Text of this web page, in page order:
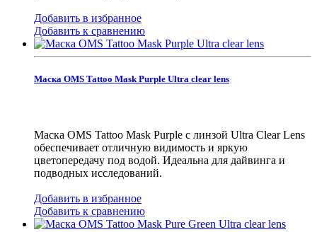
Добавить в избранное
Добавить к сравнению
Маска OMS Tattoo Mask Purple Ultra clear lens
Маска OMS Tattoo Mask Purple с линзой Ultra Clear Lens
обеспечивает отличную видимость и яркую
цветопередачу под водой. Идеальна для дайвинга и
подводных исследований.
Добавить в избранное
Добавить к сравнению